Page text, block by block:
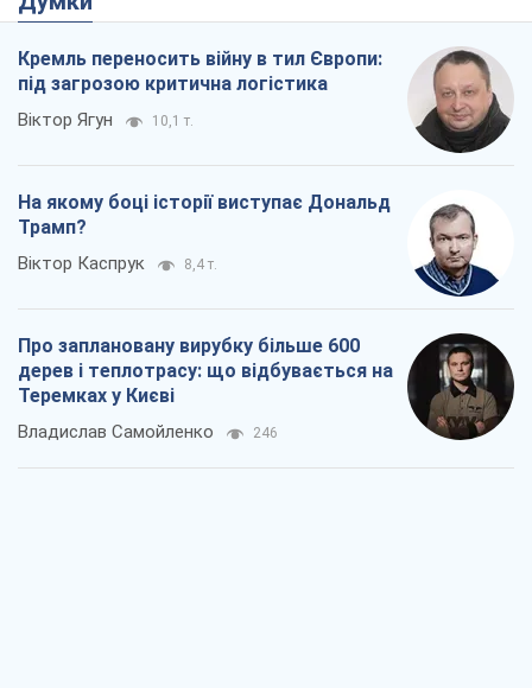
Кремль переносить війну в тил Європи:
під загрозою критична логістика
Віктор Ягун 10,1 т.
На якому боці історії виступає Дональд
Трамп?
Віктор Каспрук 8,4 т.
Про заплановану вирубку більше 600
дерев і теплотрасу: що відбувається на
Теремках у Києві
Владислав Самойленко 246